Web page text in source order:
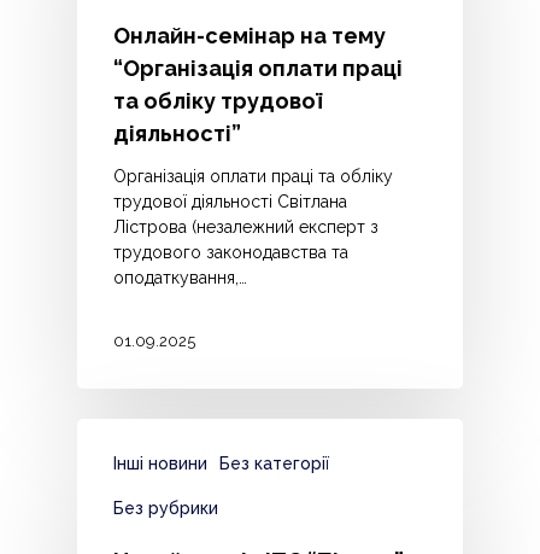
Онлайн-семінар на тему
“Організація оплати праці
та обліку трудової
діяльності”
Організація оплати праці та обліку
трудової діяльності Світлана
Лістрова (незалежний експерт з
трудового законодавства та
оподаткування,…
01.09.2025
Інші новини Без категорії
Без рубрики